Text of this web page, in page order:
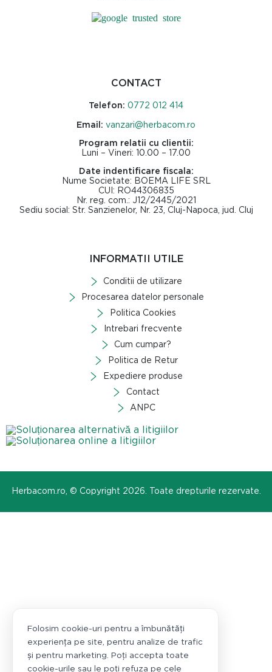
CONTACT
Telefon: 0772 012 414
Email: vanzari@herbacom.ro
Program relatii cu clientii:
Luni – Vineri: 10.00 – 17.00
Date indentificare fiscala:
Nume Societate: BOEMA LIFE SRL
CUI: RO44306835
Nr. reg. com.: J12/2445/2021
Sediu social: Str. Sanzienelor, Nr. 23, Cluj-Napoca, jud. Cluj
INFORMATII UTILE
Conditii de utilizare
Procesarea datelor personale
Politica Cookies
Intrebari frecvente
Cum cumpar?
Politica de Retur
Expediere produse
Contact
ANPC
Herbacom.ro, © Copyright 2026. Toate drepturile rezervate.
Folosim cookie-uri pentru a îmbunătăți
experiența pe site, pentru analize de trafic
și pentru marketing. Poți accepta toate
cookie-urile sau le poți refuza pe cele